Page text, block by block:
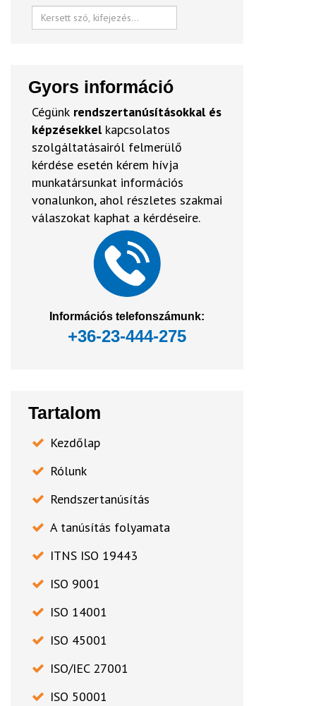
Gyors információ
Cégünk rendszertanúsításokkal és
képzésekkel kapcsolatos
szolgáltatásairól felmerülő
kérdése esetén kérem hívja
munkatársunkat információs
vonalunkon, ahol részletes szakmai
válaszokat kaphat a kérdéseire.
Információs telefonszámunk:
+36-23-444-275
Tartalom
Kezdőlap
Rólunk
Rendszertanúsítás
A tanúsítás folyamata
ITNS ISO 19443
ISO 9001
ISO 14001
ISO 45001
ISO/IEC 27001
ISO 50001